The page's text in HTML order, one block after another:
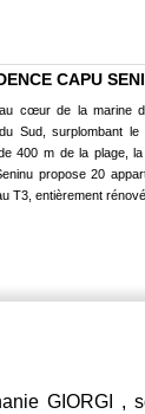
CAPU
cœur de la marine
Sud, surplombant
400 m de la plage,
propose 20
T3, entièrement
GIORGI ,